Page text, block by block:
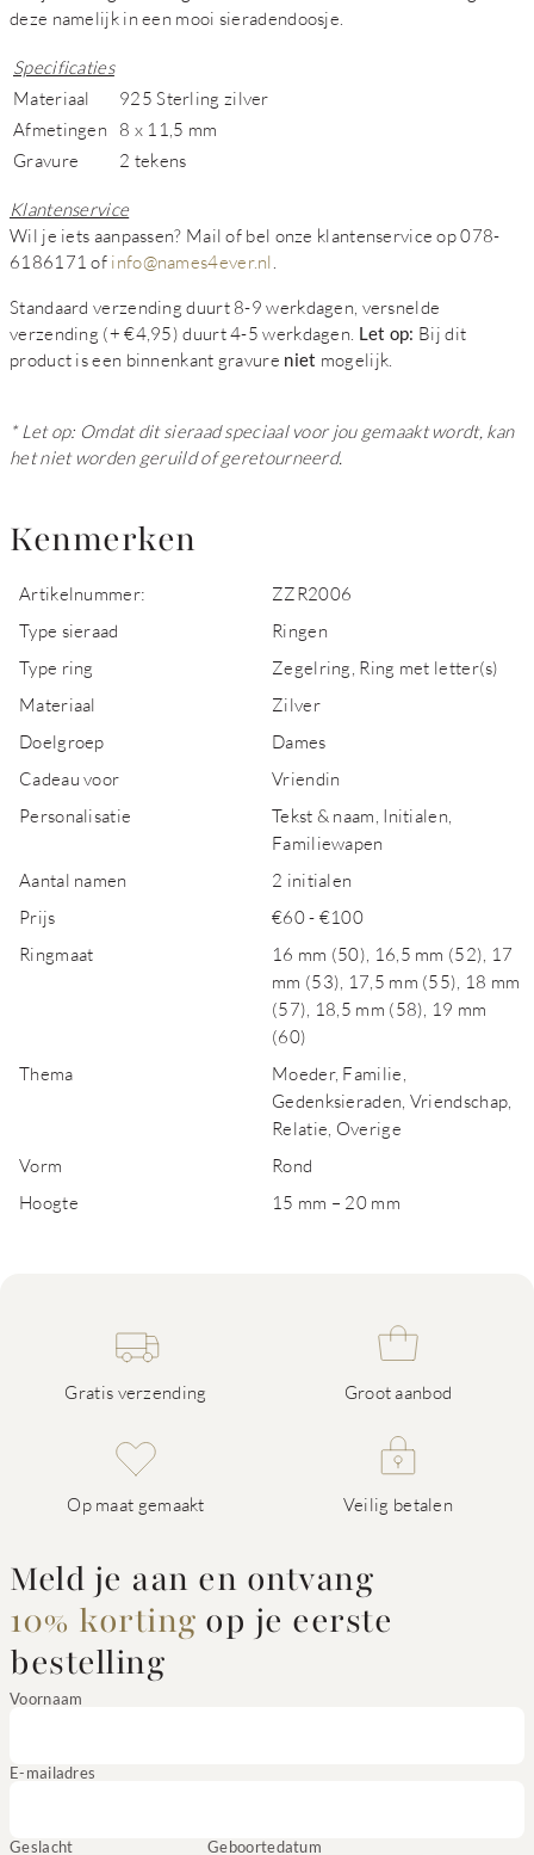
deze namelijk in een mooi sieradendoosje.
Specificaties
Materiaal
925 Sterling zilver
Afmetingen
8 x 11,5 mm
Gravure
2 tekens
Klantenservice
Wil je iets aanpassen? Mail of bel onze klantenservice op 078-
6186171 of info@names4ever.nl
Standaard verzending duurt 8-9 werkdagen, versnelde
verzending (+ €4,95) duurt 4-5 werkdagen. Let op: Bij dit
product is een binnenkant gravure niet mogelijk.
* Let op: Omdat dit sieraad speciaal voor jou gemaakt wordt, kan
het niet worden geruild of geretourneerd.
Kenmerken
Artikelnummer:
ZZR2006
Type sieraad
Ringen
Type ring
Zegelring, Ring met letter(s)
Materiaal
Zilver
Doelgroep
Dames
Cadeau voor
Vriendin
Personalisatie
Tekst & naam, Initialen,
Familiewapen
Aantal namen
2 initialen
Prijs
€60 - €100
Ringmaat
16 mm (50), 16,5 mm (52), 17
mm (53), 17,5 mm (55), 18 mm
(57), 18,5 mm (58), 19 mm
(60)
Thema
Moeder, Familie,
Gedenksieraden, Vriendschap,
Relatie, Overige
Vorm
Rond
Hoogte
15 mm – 20 mm
Gratis verzending Groot aanbod
Op maat gemaakt Veilig betalen
Meld je aan en ontvang
10% korting op je eerste
bestelling
Voornaam
E-mailadres
Geslacht Geboortedatum